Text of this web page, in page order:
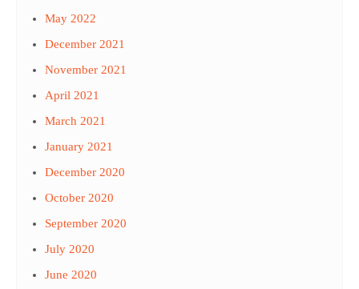
May 2022
December 2021
November 2021
April 2021
March 2021
January 2021
December 2020
October 2020
September 2020
July 2020
June 2020